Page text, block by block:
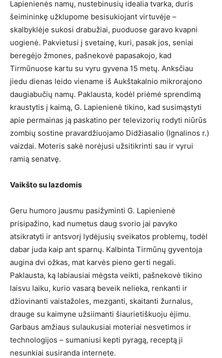
Lapienienės namų, nustebinusių idealia tvarka, duris
šeimininkę užklupome besisukiojant virtuvėje –
skalbyklėje sukosi drabužiai, puoduose garavo kvapni
uogienė. Pakvietusi į svetainę, kuri, pasak jos, seniai
beregėjo žmones, pašnekovė papasakojo, kad
Tirmūnuose kartu su vyru gyvena 15 metų. Anksčiau
jiedu dienas leido viename iš Aukštakalnio mikrorajono
daugiabučių namų. Paklausta, kodėl priėmė sprendimą
kraustytis į kaimą, G. Lapienienė tikino, kad susimąstyti
apie permainas ją paskatino per televizorių rodyti niūrūs
zombių sostine pravardžiuojamo Didžiasalio (Ignalinos r.)
vaizdai. Moteris sakė norėjusi užsitikrinti sau ir vyrui
ramią senatvę.
Vaikšto su lazdomis
Geru humoro jausmu pasižyminti G. Lapienienė
prisipažino, kad numetus daug svorio jai pavyko
atsikratyti ir antsvorį lydėjusių sveikatos problemų, todėl
dabar juda kaip ant sparnų. Kalbinta Tirmūnų gyventoja
augina dvi ožkas, mat karvės pieno gerti negali.
Paklausta, ką labiausiai mėgsta veikti, pašnekovė tikino
laisvu laiku, kurio vasarą beveik nelieka, renkanti ir
džiovinanti vaistažoles, mezganti, skaitanti žurnalus,
drauge su kaimyne užsiimanti šiaurietiškuoju ėjimu.
Garbaus amžiaus sulaukusiai moteriai nesvetimos ir
technologijos – sumaniusi kepti pyragą, receptą ji
nesunkiai susiranda internete.